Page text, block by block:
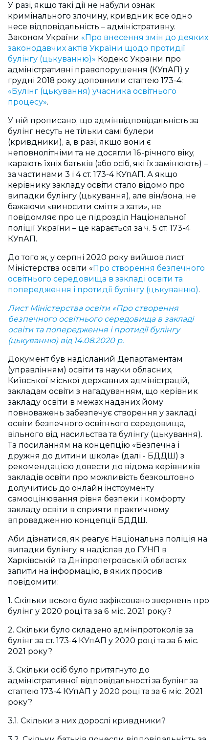
У разі, якщо такі дії не набули ознак
кримінального злочину, кривдник все одно
несе відповідальність – адміністративну.
Законом України «Про внесення змін до деяких
законодавчих актів України щодо протидії
булінгу (цькуванню)» Кодекс України про
адміністративні правопорушення (КУпАП) у
грудні 2018 року доповнили статтею 173-4:
«Булінг (цькування) учасника освітнього
процесу».
У ній прописано, що адмінвідповідальність за
булінг несуть не тільки самі булери
(кривдники), а, в разі, якщо вони є
неповнолітніми та не досягли 16-річного віку,
карають їхніх батьків (або осіб, які їх замінюють) –
за частинами 3 і 4 ст. 173-4 КУпАП. А якщо
керівнику закладу освіти стало відомо про
випадки булінгу (цькування), але він/вона, не
бажаючи «виносити сміття з хати», не
повідомляє про це підрозділ Національної
поліції України – це карається за ч. 5 ст. 173-4
КУпАП.
До того ж, у серпні 2020 року вийшов лист
Міністерства освіти « Про створення безпечного
освітнього середовища в закладі освіти та
попередження і протидії булінгу (цькуванню).
Лист Міністерства освіти «Про створення
безпечного освітнього середовища в закладі
освіти та попередження і протидії булінгу
(цькуванню) від 14.08.2020 р.
Документ був надісланий Департаментам
(управлінням) освіти та науки обласних,
Київської міської державних адміністрацій,
закладам освіти з нагадуванням, що керівник
закладу освіти в межах наданих йому
повноважень забезпечує створення у закладі
освіти безпечного освітнього середовища,
вільного від насильства та булінгу (цькування).
Та посиланням на концепцію «Безпечна і
дружня до дитини школа» (далі - БДДШ) з
рекомендацією довести до відома керівників
закладів освіти про можливість безкоштовно
долучитись до онлайн інструменту
самооцінювання рівня безпеки і комфорту
закладу освіти в сприяти практичному
впровадженню концепції БДДШ.
Аби дізнатися, як реагує Національна поліція на
випадки булінгу, я надіслав до ГУНП в
Харківській та Дніпропетровській областях
запити на інформацію, в яких просив
повідомити:
1. Скільки всього було зафіксовано звернень про
булінг у 2020 році та за 6 міс. 2021 року?
2. Скільки було складено адмінпротоколів за
булінг за ст. 173-4 КУпАП у 2020 році та за 6 міс.
2021 року?
3. Скільки осіб було притягнуто до
адміністративної відповідальності за булінг за
статтею 173-4 КУпАП у 2020 році та за 6 міс. 2021
року?
3.1. Скільки з них дорослі кривдники?